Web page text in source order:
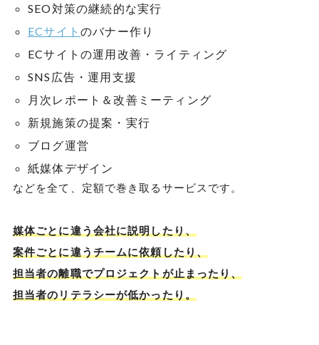
SEO対策の継続的な実行
ECサイト のバナー作り
ECサイトの運用改善・ライティング
SNS広告・運用支援
月次レポート＆改善ミーティング
新規施策の提案・実行
ブログ運営
紙媒体デザイン
などを全て、定額で巻き取るサービスです。
媒体ごとに違う会社に説明したり、
案件ごとに違うチームに依頼したり、
担当者の離職でプロジェクトが止まったり、
担当者のリテラシーが低かったり。